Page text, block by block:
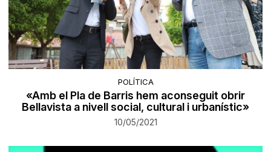
POLÍTICA
«Amb el Pla de Barris hem aconseguit obrir
Bellavista a nivell social, cultural i urbanístic»
10/05/2021